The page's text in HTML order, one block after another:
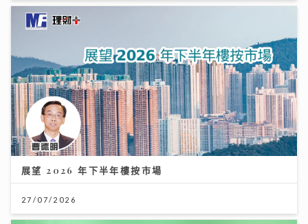
展望 2026 年下半年樓按市場
27/07/2026